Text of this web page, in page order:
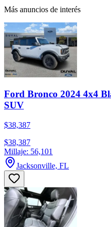
Más anuncios de interés
Ford Bronco 2024 4x4
SUV
$38,387
$38,387
Millaje: 56,101
Jacksonville, FL